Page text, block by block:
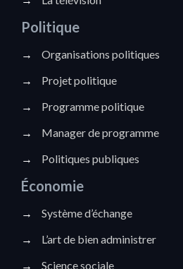
Politique
→
Organisations politiques
→
Projet politique
→
Programme politique
→
Manager de programme
→
Politiques publiques
Économie
→
Système d’échange
→
L’art de bien administrer
→
Science sociale